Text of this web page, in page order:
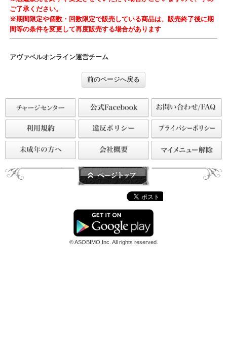
で当選します。
※ラインナップの詳細につきましてはガチャ商品リストをご確認く
さい。
※急遽販売を終了や変更させていただく場合がございますので、予
※期間限定や個数・回数限定で販売している商品は、販売終了後に
間等の条件を変更して再度販売する場合があります
アヴァベルオンライン運営チーム
前のページへ戻る